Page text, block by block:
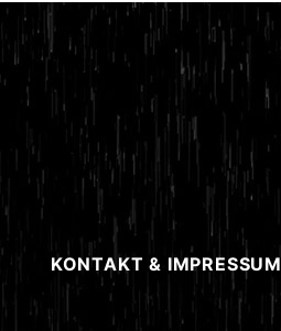
KONTAKT & IMPRESSUM